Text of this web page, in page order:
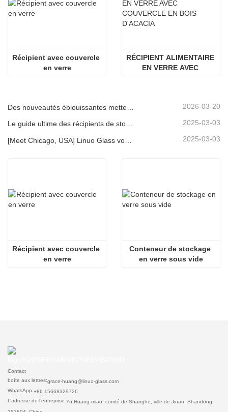
Récipient avec couvercle
en verre
RÉCIPIENT ALIMENTAIRE
EN VERRE AVEC
2026-03-20
Le guide ultime des récipients de stockage d'aliments en verre à haut borosilicate 2025-03-03
2025-03-03
Récipient avec couvercle
en verre
Conteneur de stockage
en verre sous vide
Contact
boîte aux lettres:grace-huang@linuo-glass.com
WhatsApp:+86 15668329726
L’adresse de l’entreprise:Yu Huang-miao, comté de Shanghe, ville de Jinan, Shandong